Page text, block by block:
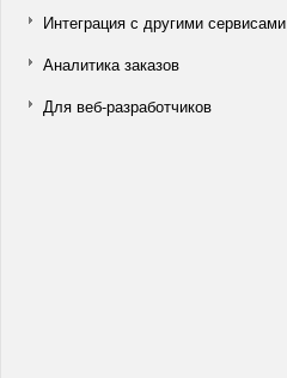
Интеграция с другими сервисами
Аналитика заказов
Для веб-разработчиков